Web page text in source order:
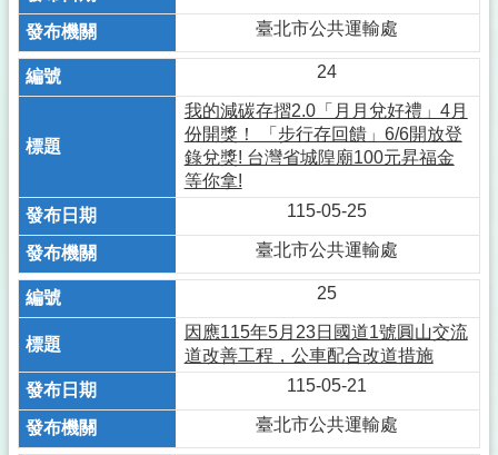
臺北市公共運輸處
24
我的減碳存摺2.0「月月兌好禮」4月
份開獎！ 「步行存回饋」6/6開放登
錄兌獎! 台灣省城隍廟100元昇福金
等你拿!
115-05-25
臺北市公共運輸處
25
因應115年5月23日國道1號圓山交流
道改善工程，公車配合改道措施
115-05-21
臺北市公共運輸處